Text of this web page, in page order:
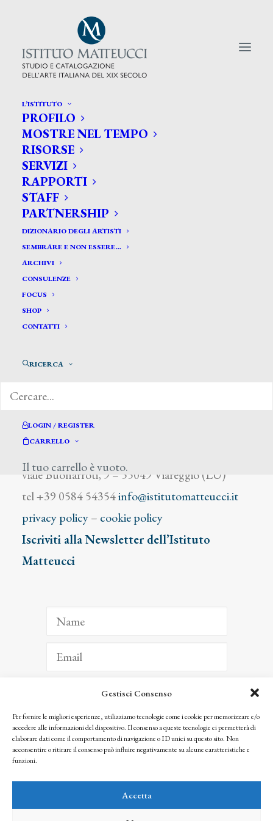
Gestisci Consenso
Per fornire le migliori esperienze, utilizziamo tecnologie come i cookie per memorizzare e/o
accedere alle informazioni del dispositivo. Il consenso a queste tecnologie ci permetterà di
elaborare dati come il comportamento di navigazione o ID unici su questo sito. Non
acconsentire o ritirare il consenso può influire negativamente su alcune caratteristiche e
funzioni.
Accetta
L’ISTITUTO
PROFILO
MOSTRE NEL TEMPO
RISORSE
SERVIZI
RAPPORTI
STAFF
PARTNERSHIP
DIZIONARIO DEGLI ARTISTI
SEMBRARE E NON ESSERE…
ARCHIVI
CONSULENZE
FOCUS
SHOP
CONTATTI
RICERCA
LOGIN / REGISTER
CARRELLO
Il tuo carrello è vuoto.
CERCA TRA GLI ARTISTI:
Search
for:
Mafai Mario
viale Buonarroti, 9 – 55049 Viareggio (LU)
tel +39 0584 54354info@istitutomatteucci.it
privacy policy– cookie policy
Iscriviti alla Newsletter dell’Istituto
Matteucci
ISCRIVITI
Facendo clic per iscriverti, riconosci che le tue informazioni saranno trattate
seguendo la nostra Privacy Policy
© 2025 Istituto Matteucci. All right reserved
l’autorizzazione scritta dei proprietari dei diritti e dell’Istituto Matteucci